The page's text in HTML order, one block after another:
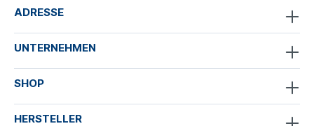
ADRESSE
UNTERNEHMEN
SHOP
HERSTELLER